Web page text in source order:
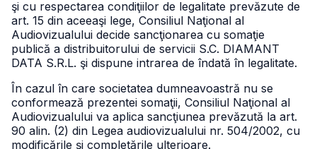
şi cu respectarea condiţiilor de legalitate prevăzute de
art. 15 din aceeaşi lege, Consiliul Naţional al
Audiovizualului decide sancţionarea cu somaţie
publică a distribuitorului de servicii S.C. DIAMANT
DATA S.R.L. şi dispune intrarea de îndată în legalitate.
În cazul în care societatea dumneavoastră nu se
conformează prezentei somaţii, Consiliul Naţional al
Audiovizualului va aplica sancţiunea prevăzută la art.
90 alin. (2) din Legea audiovizualului nr. 504/2002, cu
modificările şi completările ulterioare.